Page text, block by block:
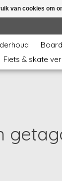
Fiets & skate
van cookies om